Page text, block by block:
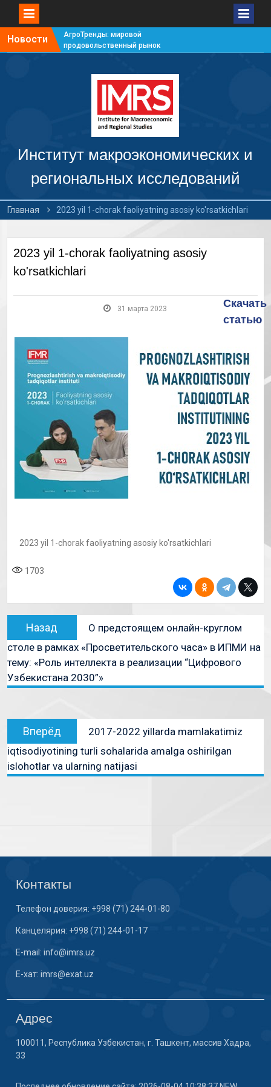
Новости
АгроТренды: мировой
продовольственный рынок
продовольственный рынок
АгроТренды: мировой
продовольственный рынок
АгроТренды: мировой
#4
Институт макроэкономических и
региональных исследований
Главная 2023 yil 1-chorak faoliyatning asosiy ko'rsatkichlari
2023 yil 1-chorak faoliyatning asosiy
ko'rsatkichlari
31 марта 2023
Скачать
статью
2023 yil 1-chorak faoliyatning asosiy ko'rsatkichlari
1703
Назад
О предстоящем онлайн-круглом
столе в рамках «Просветительского часа» в ИПМИ на
тему: «Роль интеллекта в реализации “Цифрового
Узбекистана 2030”»
Вперёд
2017-2022 yillarda mamlakatimiz
iqtisodiyotining turli sohalarida amalga oshirilgan
islohotlar va ularning natijasi
Контакты
Телефон доверия: +998 (71) 244-01-80
Канцелярия: +998 (71) 244-01-17
E-mail: info@imrs.uz
E-хат: imrs@exat.uz
Адрес
100011, Республика Узбекистан, г. Ташкент, массив Хадра,
33